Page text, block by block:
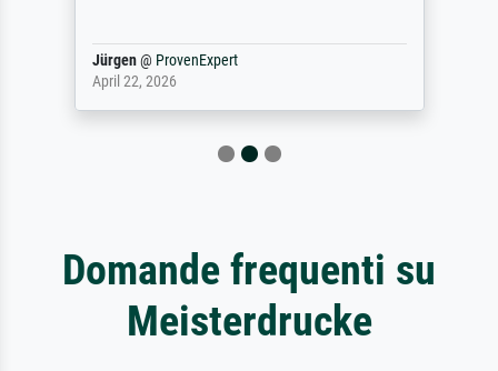
Jürgen@ ProvenExpert
April 22, 2026
Domande frequenti su
Meisterdrucke